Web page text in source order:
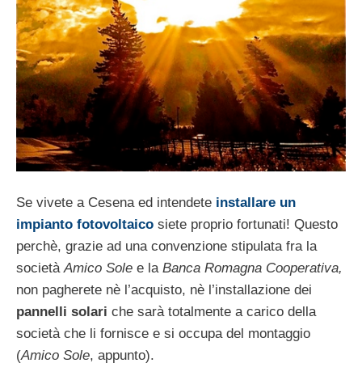
Se vivete a Cesena ed intendete installare un
impianto fotovoltaico siete proprio fortunati! Questo
perchè, grazie ad una convenzione stipulata fra la
societàAmico Sole e la Banca Romagna Cooperativa,
non pagherete nè l’acquisto, nè l’installazione dei
pannelli solari che sarà totalmente a carico della
società che li fornisce e si occupa del montaggio
(Amico Sole, appunto).